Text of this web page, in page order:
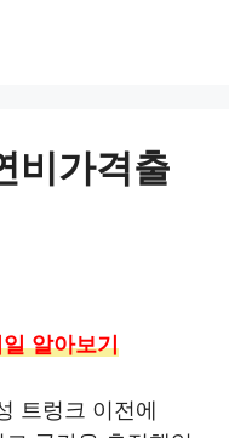
비가격출
알아보기
트렁크 이전에